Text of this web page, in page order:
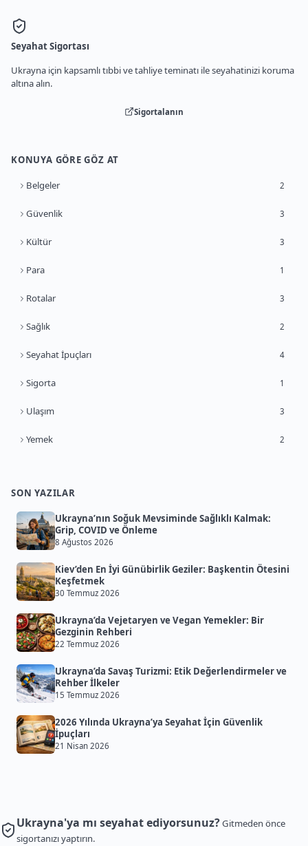
Seyahat Sigortası
Ukrayna için kapsamlı tıbbi ve tahliye teminatı ile seyahatinizi koruma
altına alın.
Sigortalanın
KONUYA GÖRE GÖZ AT
Belgeler 2
Güvenlik 3
Kültür 3
Para 1
Rotalar 3
Sağlık 2
Seyahat İpuçları 4
Sigorta 1
Ulaşım 3
Yemek 2
SON YAZILAR
Ukrayna’nın Soğuk Mevsiminde Sağlıklı Kalmak:
Grip, COVID ve Önleme
8 Ağustos 2026
Kiev’den En İyi Günübirlik Geziler: Başkentin Ötesini
Keşfetmek
30 Temmuz 2026
Ukrayna’da Vejetaryen ve Vegan Yemekler: Bir
Gezginin Rehberi
22 Temmuz 2026
Ukrayna’da Savaş Turizmi: Etik Değerlendirmeler ve
Rehber İlkeler
15 Temmuz 2026
2026 Yılında Ukrayna’ya Seyahat İçin Güvenlik
İpuçları
21 Nisan 2026
Ukrayna'ya mı seyahat ediyorsunuz?Gitmeden önce
sigortanızı yaptırın.